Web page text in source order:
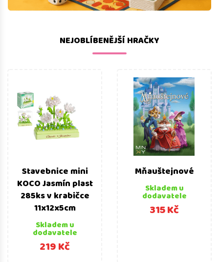
NEJOBLÍBENĚJŠÍ HRAČKY
Stavebnice mini
KOCO Jasmín plast
285ks v krabičce
11x12x5cm
Skladem u
dodavatele
219 Kč
Mňauštejnové
Skladem u
dodavatele
315 Kč